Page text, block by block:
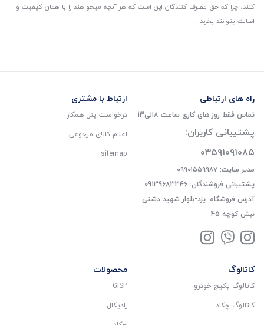
کنند، چرا که حق مصرف کنندگان این است که هر آنچه میخواهند را با همان کیفیت و
اصالت بتوانند بخرند..
راه های ارتباطی
تماس فقط روز های کاری ساعت 8الی13
پشتیبانی کاربران:
۰۳۵۹۱۰۹۱۰۸۵
مدیر سایت: ۰۹۹۰۱۵۵۹۹۸۷
پشتیبانی فروشندگان: 09139683346
آدرس فروشگاه: یزد-بلوار شهید دشتی
نبش کوچه 45
ارتباط با مشتری
درخواست پنل همکار
اعلام کالای مرجوعی
sitemap
کاتالوگ
کاتالوگ پکیج خودرو
کاتالوگ چکاد
محصولات
GISP
رادیکال